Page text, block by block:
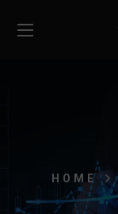
HOME